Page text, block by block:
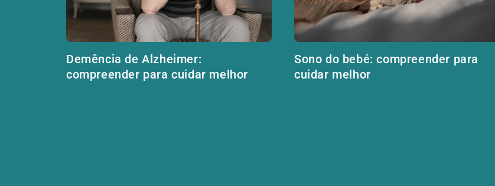
Demência de Alzheimer:
compreender para cuidar melhor
Sono do bebé: compreender para
cuidar melhor